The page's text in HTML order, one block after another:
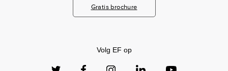
Gratis brochure
Volg EF op